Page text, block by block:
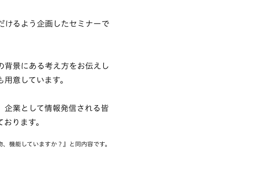
けるよう企画したセミナーで
背景にある考え方をお伝えし
意しています。
企業として情報発信される皆
ります。
機能していますか？』 と同内容です。